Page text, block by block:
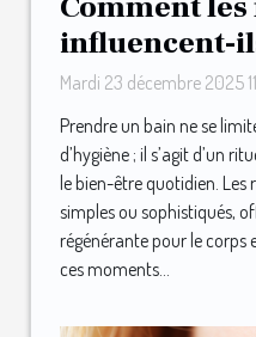
influencent-
être
Mardi 23 décembre 2025
Prendre un bain ne se
d’hygiène ; il s’agit d’un
le bien-être quotidien. Les
simples ou sophistiqués,
régénérante pour le corps
ces moments...